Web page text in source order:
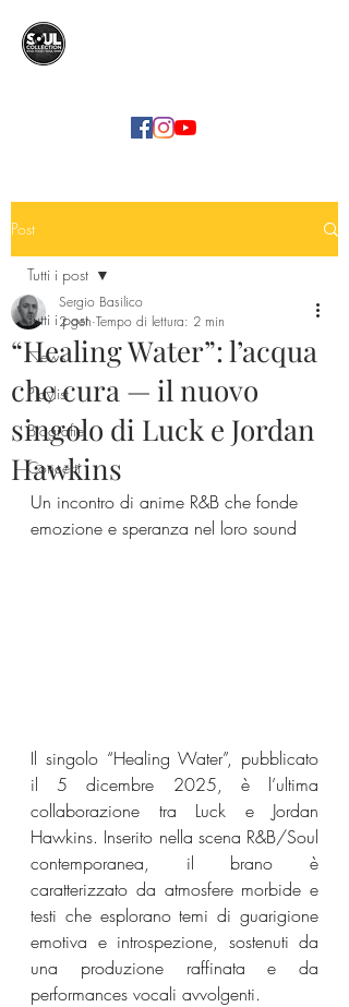
Post
Tutti i post
News
Playlist
Biografie
Concerti
Tutti i post
“Healing Water”: l’acqua
che cura — il nuovo
singolo di Luck e Jordan
Hawkins
Sergio Basilico
2 gen Tempo di lettura: 2 min
Un incontro di anime R&B che fonde
emozione e speranza nel loro sound
Il singolo “Healing Water”, pubblicato
il 5 dicembre 2025, è l’ultima
collaborazione tra Luck e Jordan
Hawkins. Inserito nella scena R&B/Soul
contemporanea, il brano è
caratterizzato da atmosfere morbide e
testi che esplorano temi di guarigione
emotiva e introspezione, sostenuti da
una produzione raffinata e da
performances vocali avvolgenti.